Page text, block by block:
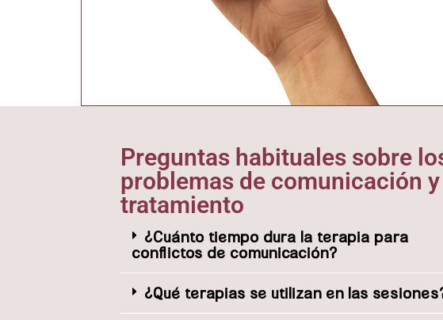
Preguntas habituales sobre
problemas de comunicación y
tratamiento
¿Cuánto tiempo dura la terapia para
conflictos de comunicación?
¿Qué terapias se utilizan en las